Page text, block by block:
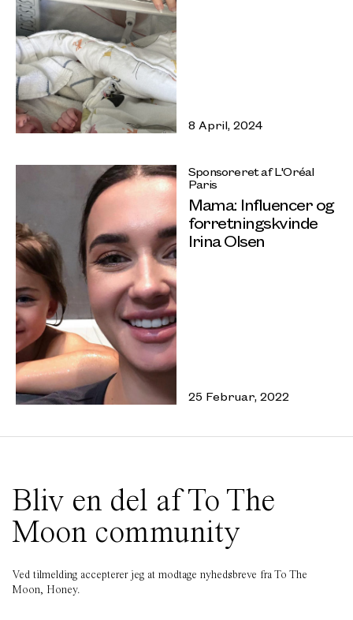
8 April, 2024
Sponsoreret af L'Oréal
Paris
Mama: Influencer og
forretningskvinde
Irina Olsen
25 Februar, 2022
Bliv en del af To The
Moon community
Ved tilmelding accepterer jeg at modtage nyhedsbreve fra To The
Moon, Honey.